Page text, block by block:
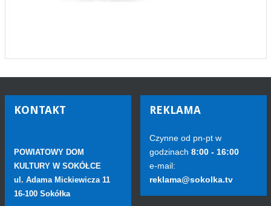
KONTAKT
POWIATOWY DOM
KULTURY W SOKÓŁCE
ul. Adama Mickiewicza 11
16-100 Sokółka
REKLAMA
Czynne od pn-pt w
godzinach 8:00 - 16:00
e-mail:
reklama@sokolka.tv